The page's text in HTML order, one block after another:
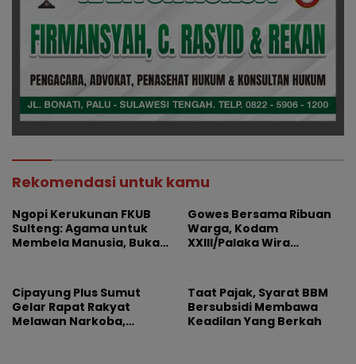
Rekomendasi untuk kamu
Ngopi Kerukunan FKUB
Sulteng: Agama untuk
Membela Manusia, Bukan
Gowes Bersama Ribuan
Warga, Kodam
XXIII/Palaka Wira
Cipayung Plus Sumut
Gelar Rapat Rakyat
Melawan Narkoba,
Taat Pajak, Syarat BBM
Bersubsidi Membawa
Keadilan Yang Berkah